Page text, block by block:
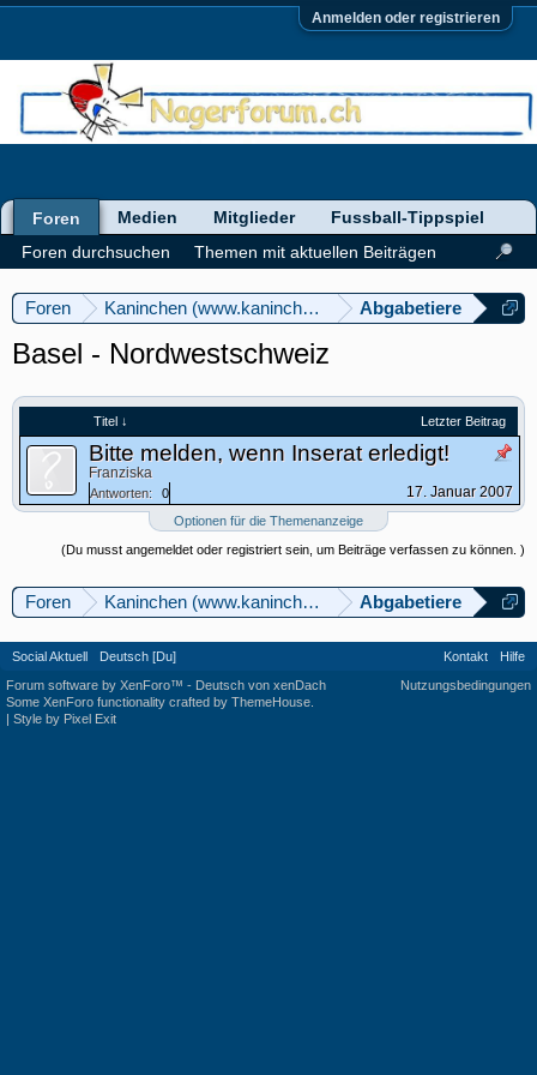
Anmelden oder registrieren
Foren Kaninchen (www.kaninchenforum.ch)Abgabetiere
Basel - Nordwestschweiz
Titel ↓ Letzter Beitrag
Bitte melden, wenn Inserat erledigt!
Franziska
Antworten: 0 17. Januar 2007
Optionen für die Themenanzeige
(Du musst angemeldet oder registriert sein, um Beiträge verfassen zu können. )
Foren Kaninchen (www.kaninchenforum.ch)Abgabetiere
Foren
Foren durchsuchen
Themen mit aktuellen Beiträgen
Medien Mitglieder Fussball-Tippspiel
Social Aktuell Deutsch [Du] Kontakt
Hilfe
Nutzungsbedingungen
Forum software by XenForo™ - Deutsch von xenDach
Some XenForo functionality crafted by ThemeHouse
| Style by Pixel Exit